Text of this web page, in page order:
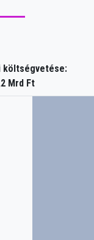
költségvetése:
Mrd Ft